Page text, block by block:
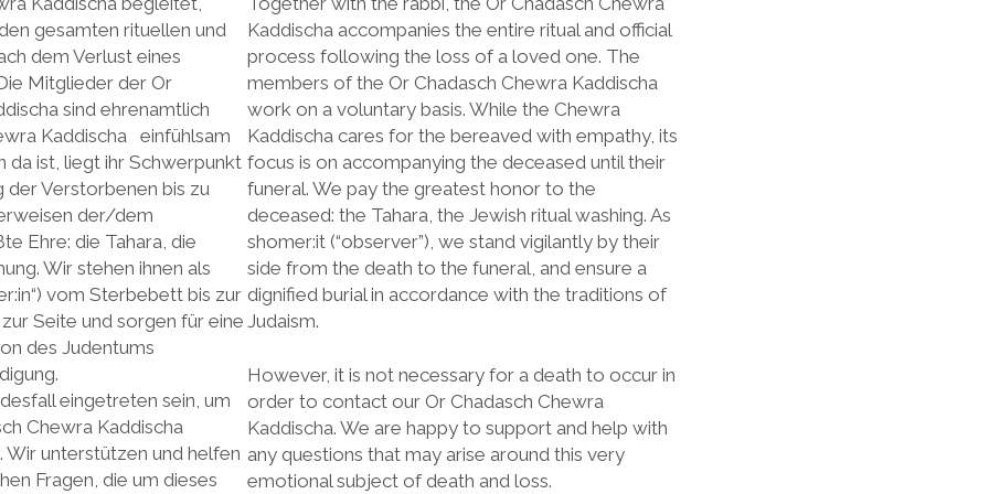
gesamten rituellen und
dem Verlust eines
Mitglieder der Or
sind ehrenamtlich
Kaddischa einfühlsam
da ist, liegt ihr Schwerpunkt
Verstorbenen bis zu
der/dem
Ehre: die Tahara, die
Wir stehen ihnen als
vom Sterbebett bis zur
Seite und sorgen für eine
des Judentums
eingetreten sein, um
Chewra Kaddischa
Wir unterstützen und helfen
Fragen, die um dieses
Kaddischa accompanies the entire ritual and official
process following the loss of a loved one. The
members of the Or Chadasch Chewra Kaddischa
work on a voluntary basis. While the Chewra
Kaddischa cares for the bereaved with empathy, its
focus is on accompanying the deceased until their
funeral. We pay the greatest honor to the
deceased: the Tahara, the Jewish ritual washing. As
shomer:it (“observer”), we stand vigilantly by their
side from the death to the funeral, and ensure a
dignified burial in accordance with the traditions of
Judaism.
However, it is not necessary for a death to occur in
order to contact our Or Chadasch Chewra
Kaddischa. We are happy to support and help with
any questions that may arise around this very
emotional subject of death and loss.